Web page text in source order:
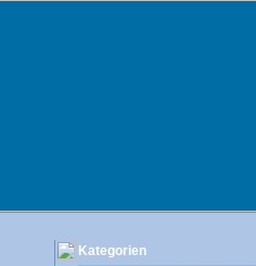
Kategorien